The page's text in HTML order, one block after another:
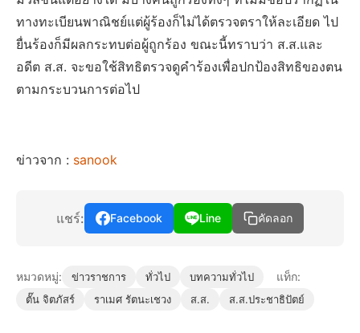
ทางทะเบียนพาณิชย์แต่ผู้ร้องก็ไม่ได้ตรวจตราให้ละเอียด ไป
ยื่นร้องก็มีผลกระทบต่อผู้ถูกร้อง ขณะนี้ทราบว่า ส.ส.และ
อดีต ส.ส. จะขอใช้สิทธิตรวจดูคำร้องเพื่อปกป้องสิทธิของตน
ตามกระบวนการต่อไป
ข่าวจาก : sanook
แชร์: Facebook Line คัดลอก
หมวดหมู่: ข่าวราชการ ทั่วไป บทความทั่วไป แท็ก:
ตั๊น จิตภัสร์ ราเมศ รัตนะเชวง ส.ส. ส.ส.ประชาธิปัตย์